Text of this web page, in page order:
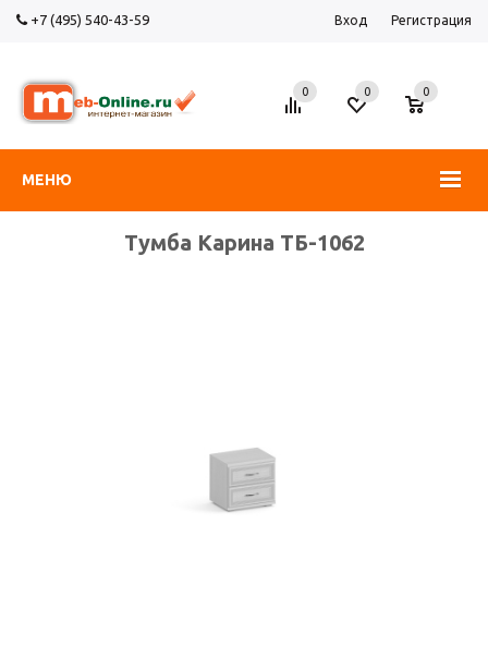
+7 (495) 540-43-59 Вход Регистрация
МЕНЮ
0 0
0
Тумба Карина ТБ-1062